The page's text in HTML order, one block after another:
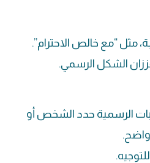
مثل “مع خالص الاحترام”.
الشكل الرسمي.
الرسمية حدد الشخص أو